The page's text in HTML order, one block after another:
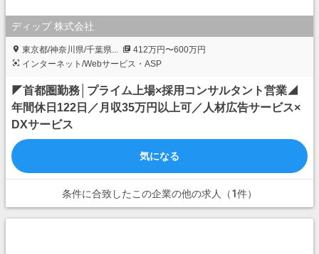
ディップ 株式会社
東京都/神奈川県/千葉県...
412万円〜600万円
インターネット/Webサービス・ASP
◤首都圏勤務│プライム上場×採用コンサルタント営業◢
年間休日122日／月収35万円以上可／人材広告サービス×
DXサービス
気になる
条件に合致したこの企業の他の求人（1件）